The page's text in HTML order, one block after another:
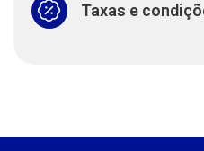
Taxas e